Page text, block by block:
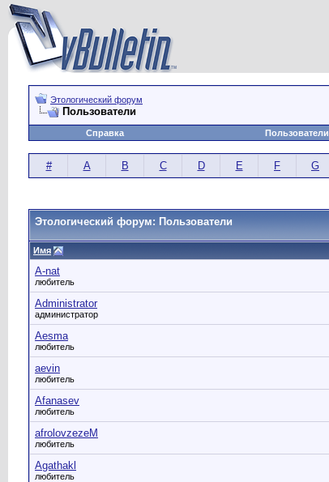
Этологический форум
Пользователи
Справка
Пользователи
# A B C D E F G
Этологический форум: Пользователи
Имя
A-nat
любитель
Administrator
администратор
Aesma
любитель
aevin
любитель
Afanasev
любитель
afrolovzezeM
любитель
Agathakl
любитель